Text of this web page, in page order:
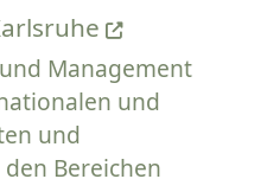
Management
und
und
Bereichen